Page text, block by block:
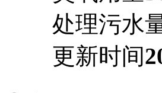
处理污水
更新时间